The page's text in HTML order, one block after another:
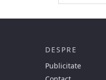
DESPRE
Publicitate